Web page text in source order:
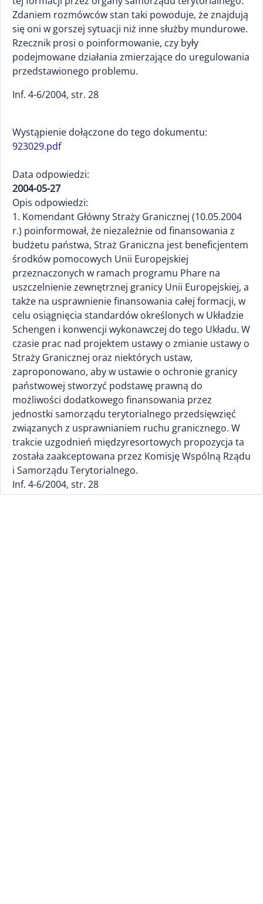
Zdaniem rozmówców stan taki powoduje, że znajdują
się oni w gorszej sytuacji niż inne służby mundurowe.
Rzecznik prosi o poinformowanie, czy były
podejmowane działania zmierzające do uregulowania
przedstawionego problemu.
Inf. 4-6/2004, str. 28
Wystąpienie dołączone do tego dokumentu:
923029.pdf
Data odpowiedzi:
2004-05-27
Opis odpowiedzi:
1. Komendant Główny Straży Granicznej (10.05.2004
r.) poinformował, że niezależnie od finansowania z
budżetu państwa, Straż Graniczna jest beneficjentem
środków pomocowych Unii Europejskiej
przeznaczonych w ramach programu Phare na
uszczelnienie zewnętrznej granicy Unii Europejskiej, a
także na usprawnienie finansowania całej formacji, w
celu osiągnięcia standardów określonych w Układzie
Schengen i konwencji wykonawczej do tego Układu. W
czasie prac nad projektem ustawy o zmianie ustawy o
Straży Granicznej oraz niektórych ustaw,
zaproponowano, aby w ustawie o ochronie granicy
państwowej stworzyć podstawę prawną do
możliwości dodatkowego finansowania przez
jednostki samorządu terytorialnego przedsięwzięć
związanych z usprawnianiem ruchu granicznego. W
trakcie uzgodnień międzyresortowych propozycja ta
została zaakceptowana przez Komisję Wspólną Rządu
i Samorządu Terytorialnego.
Inf. 4-6/2004, str. 28